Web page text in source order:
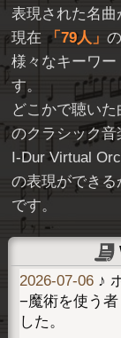
表現された名曲
現在
79人
様々なキーワー
す。
どこかで聴い
のクラシック
I-Dur Virtual
の表現ができ
です。
2026-07-06 ♪
−魔術を使う
した。